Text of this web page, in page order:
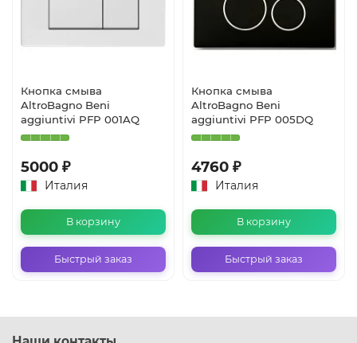
Кнопка смыва
AltroBagno Beni
aggiuntivi PFP 001AQ
5000 ₽
Италия
В корзину
Быстрый заказ
Кнопка смыва
AltroBagno Beni
aggiuntivi PFP 005DQ
4760 ₽
Италия
В корзину
Быстрый заказ